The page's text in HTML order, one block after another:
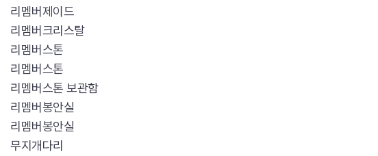
리멤버제이드
리멤버크리스탈
리멤버스톤
리멤버스톤
리멤버스톤 보관함
리멤버봉안실
리멤버봉안실
무지개다리